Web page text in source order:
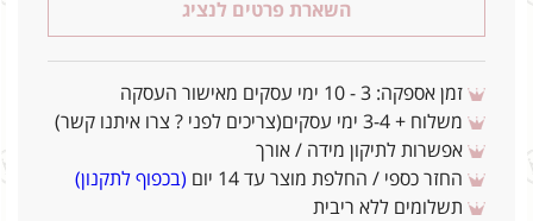
השארת פרטים לנציג
זמן אספקה: 3 - 10 ימי עסקים מאישור העסקה
משלוח + 3-4 ימי עסקים(צריכים לפני ? צרו איתנו קשר)
אפשרות לתיקון מידה / אורך
החזר כספי / החלפת מוצר עד 14 יום
(בכפוף לתקנון)
תשלומים ללא ריבית